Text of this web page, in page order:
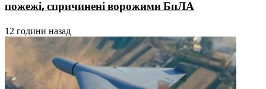
пожежі, спричинені ворожими БпЛА
12 години назад